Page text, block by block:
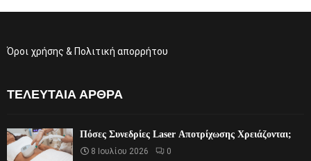
Όροι χρήσης & Πολιτική απορρήτου
ΤΕΛΕΥΤΑΊΑ ΆΡΘΡΑ
Πόσες Συνεδρίες Laser Αποτρίχωσης Χρειάζονται;
8 Ιουλίου 2026 0